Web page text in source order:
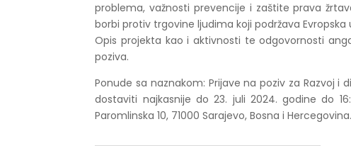
problema, važnosti prevencije i zaštite prava
borbi protiv trgovine ljudima koji podržava Evropska
Opis projekta kao i aktivnosti te odgovornosti
poziva.
Ponude sa naznakom: Prijave na poziv za Razvoj
dostaviti najkasnije do 23. juli 2024. godine do
Paromlinska 10, 71000 Sarajevo, Bosna i Hercegovina.